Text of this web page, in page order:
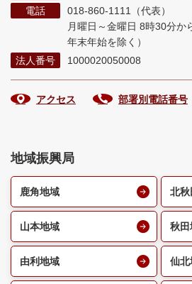
電話
018-860-1111（代表）
月曜日～金曜日 8時30分か
年末年始を除く）
法人番号
1000020050008
アクセス 部署別電話番号
地域振興局
鹿角地域 北秋
山本地域 秋田
由利地域 仙北